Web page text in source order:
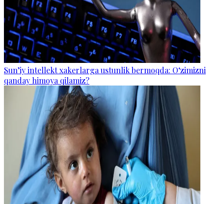
Sun’iy intellekt xakerlarga ustunlik bermoqda: O‘zimizni
qanday himoya qilamiz?